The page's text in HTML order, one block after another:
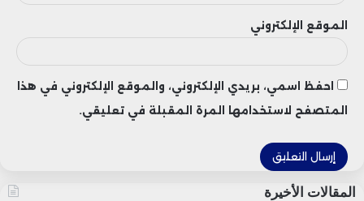
وكان الين قد سجل يوم الأربعاء الماضي
ين للدولار، وهو ما دفع بنك اليابان إلى
التدخل في السوق خلال جلسة الخميس،
الأمر الذي ساهم في دفع العملة للارتفاع
بنسبة 0.9%، مسجلة أكبر مكسب يومي لها
الموقع الإلكتروني
احفظ اسمي، بريدي الإلكتروني، والموقع الإلكتروني في هذا
المتصفح لاستخدامها المرة المقبلة في تعليقي.
المقالات الأخيرة